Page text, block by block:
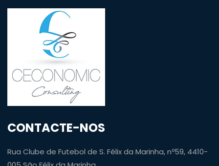
CONTACTE-NOS
Rua Clube de Futebol de S. Félix da Marinha, nº59, 4410-